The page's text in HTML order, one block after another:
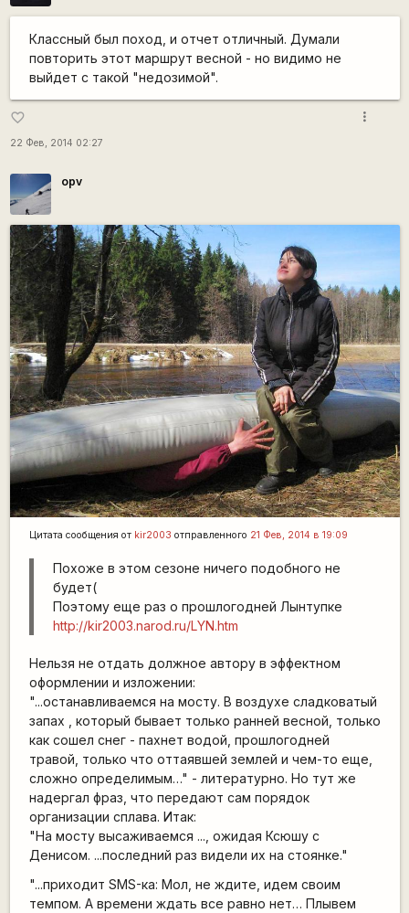
Классный был поход, и отчет отличный. Думали
повторить этот маршрут весной - но видимо не
выйдет с такой "недозимой".
favorite_border
22 Фев, 2014 02:27
more_vert
opv
Цитата сообщения от kir2003 отправленного 21 Фев, 2014 в 19:09
Похоже в этом сезоне ничего подобного не
будет(
Поэтому еще раз о прошлогодней Лынтупке
http://kir2003.narod.ru/LYN.htm
Нельзя не отдать должное автору в эффектном
оформлении и изложении:
"...останавливаемся на мосту. В воздухе сладковатый
запах , который бывает только ранней весной, только
как сошел снег - пахнет водой, прошлогодней
травой, только что оттаявшей землей и чем-то еще,
сложно определимым…" - литературно. Но тут же
надергал фраз, что передают сам порядок
организации сплава. Итак:
"На мосту высаживаемся ..., ожидая Ксюшу с
Денисом. ...последний раз видели их на стоянке."
"...приходит SMS-ка: Мол, не ждите, идем своим
темпом. А времени ждать все равно нет… Плывем